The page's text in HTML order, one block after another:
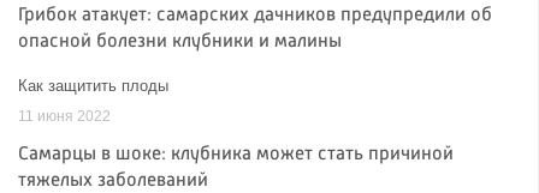
Грибок атакует: самарских дачников предупредили об
опасной болезни клубники и малины
Как защитить плоды
11 июня 2022
Самарцы в шоке: клубника может стать причиной
тяжелых заболеваний